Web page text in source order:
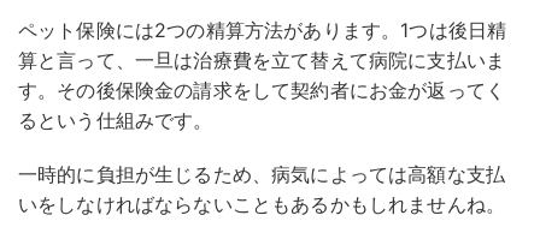
ペット保険には2つの精算方法があります。1つは後日精
算と言って、一旦は治療費を立て替えて病院に支払いま
す。その後保険金の請求をして契約者にお金が返ってく
るという仕組みです。
一時的に負担が生じるため、病気によっては高額な支払
いをしなければならないこともあるかもしれませんね。